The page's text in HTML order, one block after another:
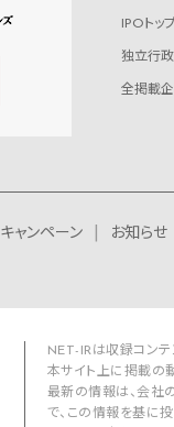
IPOトッ
独立行
全掲載
キャンペーン お知らせ
NET-IRは収録コンテ
本サイト上に掲載の
最新の情報は、会社
で、この情報を基に